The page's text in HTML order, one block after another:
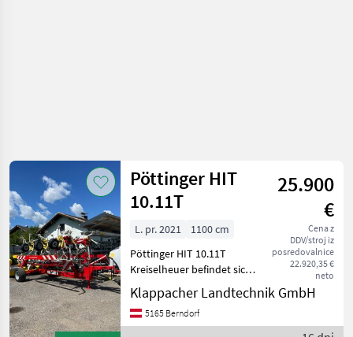
Pöttinger HIT
10.11T
25.900
€
Cena z
DDV/stroj iz
posredovalnice
22.920,35 €
neto
L. pr. 2021
1100 cm
Pöttinger HIT 10.11T
Kreiselheuer befindet sich
in einem sehr sauberen
Zustand und ist sofort
einsatzbereit. Ersteinsatz
Klappacher Landtechnik GmbH
5165 Berndorf